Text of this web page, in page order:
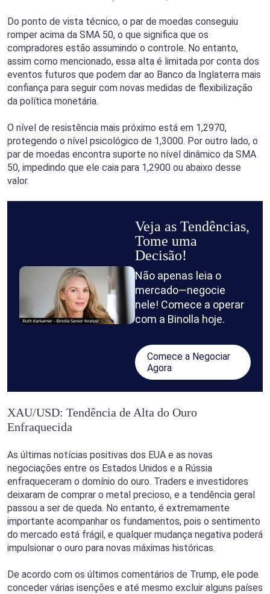
Do ponto de vista técnico, o par de moedas conseguiu
romper acima da SMA 50, o que significa que os
compradores estão assumindo o controle. No entanto,
assim como mencionado, essa alta é limitada por conta dos
eventos futuros que podem dar ao Banco da Inglaterra mais
confiança para seguir com novas medidas de flexibilização
da política monetária.
O nível de resistência mais próximo está em 1,2970,
protegendo o nível psicológico de 1,3000. Por outro lado, o
par de moedas encontra suporte no nível dinâmico da SMA
50, impedindo que ele caia para 1,2900 ou abaixo desse
valor.
Veja as Tendências,
Tome uma
Decisão!
Não apenas leia o
mercado—negocie
nele! Comece a operar
com a Binolla hoje.
Comece a Negociar
Agora
XAU/USD: Tendência de Alta do Ouro
Enfraquecida
As últimas notícias positivas dos EUA e as novas
negociações entre os Estados Unidos e a Rússia
enfraqueceram o domínio do ouro. Traders e investidores
deixaram de comprar o metal precioso, e a tendência geral
passou a ser de queda. No entanto, é extremamente
importante acompanhar os fundamentos, pois o sentimento
do mercado está frágil, e qualquer mudança negativa poderá
impulsionar o ouro para novas máximas históricas.
De acordo com os últimos comentários de Trump, ele pode
conceder várias isenções e até mesmo excluir alguns países